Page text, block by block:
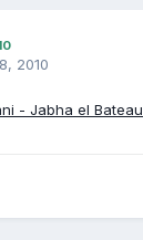
2010
- Jabha el Bateau